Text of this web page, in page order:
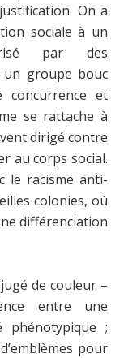
On a
sociale à un
par des
un groupe bouc
concurrence et
se rattache à
dirigé contre
au corps social.
le racisme anti-
colonies, où
différenciation
de couleur –
entre une
phénotypique ;
pour